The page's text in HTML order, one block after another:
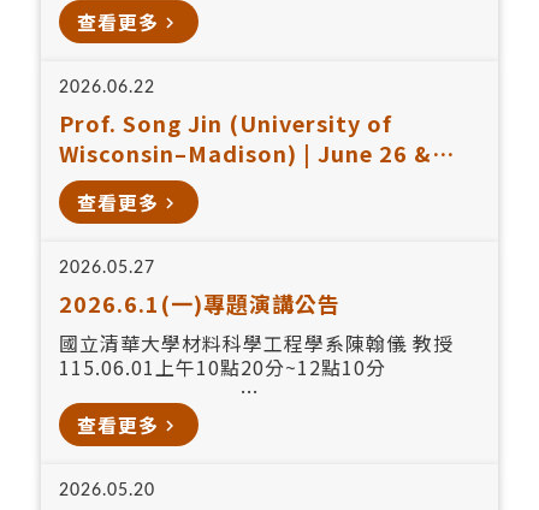
查看更多 navigate_next
2026.06.22
Prof. Song Jin (University of
Wisconsin–Madison) | June 26 &
June 30
查看更多 navigate_next
2026.05.27
2026.6.1(一)專題演講公告
國立清華大學材料科學工程學系陳翰儀 教授
115.06.01上午10點20分~12點10分
博雅館102室
查看更多 navigate_next
2026.05.20